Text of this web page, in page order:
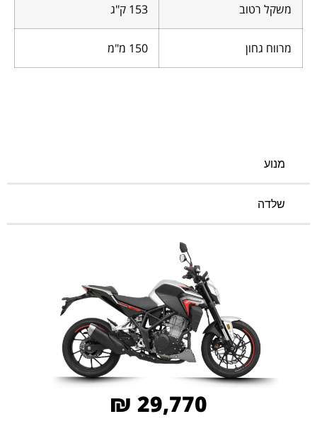
29,770 ₪
מנוע
שלדה
משקל רטוב 153 ק"ג
מרווח גחון 150 מ"מ